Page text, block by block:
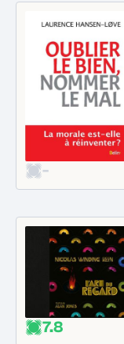
-
7.8